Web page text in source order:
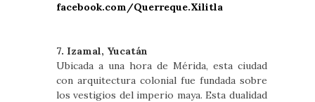
facebook.com/Querreque.Xilitla
7. Izamal, Yucatán
Ubicada a una hora de Mérida, esta ciudad
con arquitectura colonial fue fundada sobre
los vestigios del imperio maya. Esta dualidad